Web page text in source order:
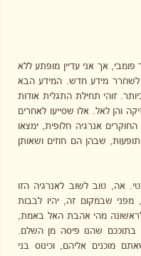
אך אני עדיין מופתע ללא
מידע חדש. המידע הבא
זוהי תחילת התגלית אודות
והן לאל. אלו שסייעו לאחרים
אנרגיה חלופית, ימצאו
שבהן הם חוזים ושאותן
אה, טוב לשוב לאנרגיה הזו
מפני שבמקום זה, יהיו לבבות
מהי אהבת האל באמת,
בתוככם שהנו פיסה מן השלם.
מוכנים אליהם, וכינוס בני